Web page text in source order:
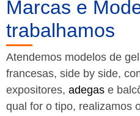
Marcas e
trabalhamos
Atendemos modelos de
francesas, side by side,
expositores, adegas e
qual for o tipo, realizamos